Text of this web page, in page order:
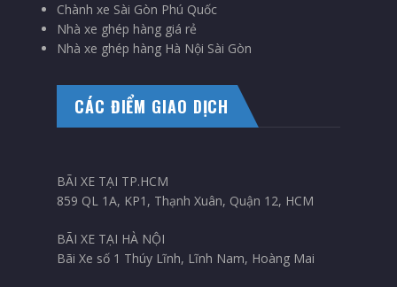
Chành xe Sài Gòn Phú Quốc
Nhà xe ghép hàng giá rẻ
Nhà xe ghép hàng Hà Nội Sài Gòn
CÁC ĐIỂM GIAO DỊCH
BÃI XE TẠI TP.HCM
859 QL 1A, KP1, Thạnh Xuân, Quận 12, HCM
BÃI XE TẠI HÀ NỘI
Bãi Xe số 1 Thúy Lĩnh, Lĩnh Nam, Hoàng Mai